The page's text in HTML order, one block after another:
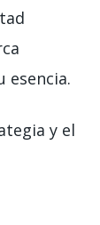
esencia.
y el